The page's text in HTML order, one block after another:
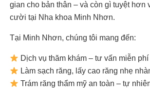
gian cho bản thân – và còn gì tuyệt hơn
cười tại Nha khoa Minh Nhơn.
Tại Minh Nhơn, chúng tôi mang đến:
Dịch vụ thăm khám – tư vấn miễn phí
Làm sạch răng, lấy cao răng nhẹ
Trám răng thẩm mỹ an toàn – tự